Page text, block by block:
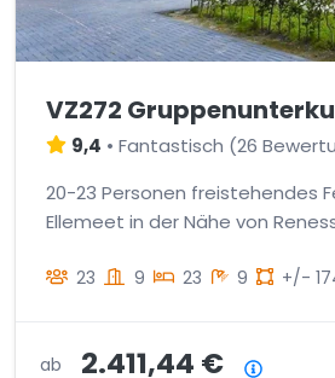
VZ272
9,4 • Fantastisch (26
20-23 Personen freistehendes
Ellemeet in der Nähe von
23 9 23 9 +/-
ab 2.411,44 €